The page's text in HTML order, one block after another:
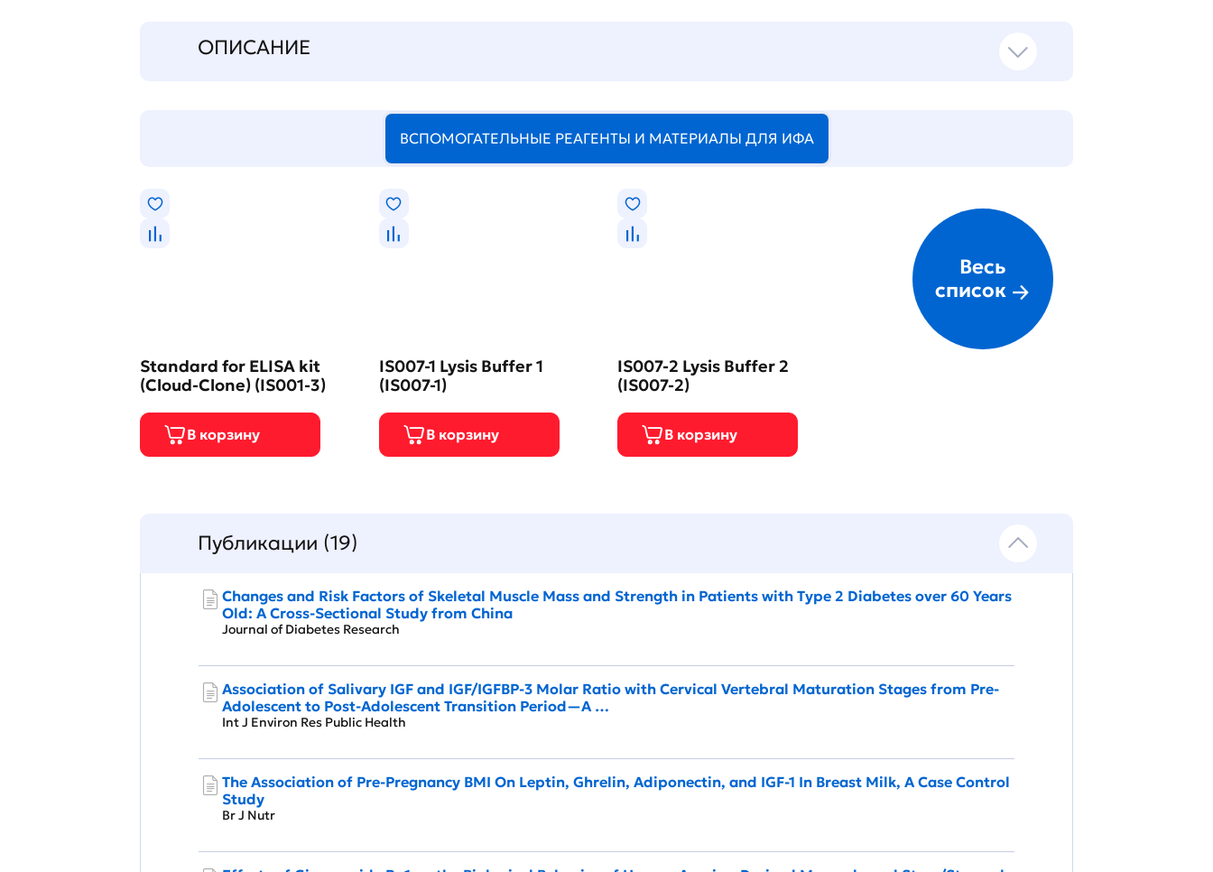
ОПИСАНИЕ
ВСПОМОГАТЕЛЬНЫЕ РЕАГЕНТЫ И МАТЕРИАЛЫ ДЛЯ ИФА
Standard for ELISA kit
(Cloud-Clone) (IS001-3)
IS007-1 Lysis Buffer 1
(IS007-1)
IS007-2 Lysis Buffer 2
(IS007-2)
Весь
список
Публикации (19)
Changes and Risk Factors of Skeletal Muscle Mass and Strength in Patients with Type 2 Diabetes over 60 Years
Old: A Cross-Sectional Study from China
Journal of Diabetes Research
Association of Salivary IGF and IGF/IGFBP-3 Molar Ratio with Cervical Vertebral Maturation Stages from Pre-
Adolescent to Post-Adolescent Transition Period—A …
Int J Environ Res Public Health
The Association of Pre-Pregnancy BMI On Leptin, Ghrelin, Adiponectin, and IGF-1 In Breast Milk, A Case Control
Study
Br J Nutr